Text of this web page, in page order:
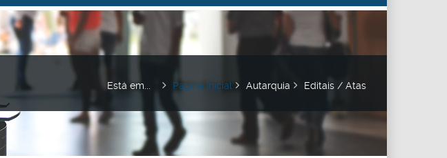
Está em... Pagina Inicial Autarquia Editais / Atas